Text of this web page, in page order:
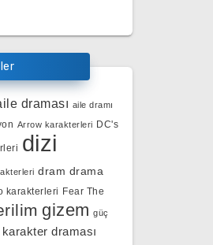
draması aile dramı
Arrow karakterleri DC's
dizi
dram drama
karakterleri Fear The
gizem güç
karakter draması